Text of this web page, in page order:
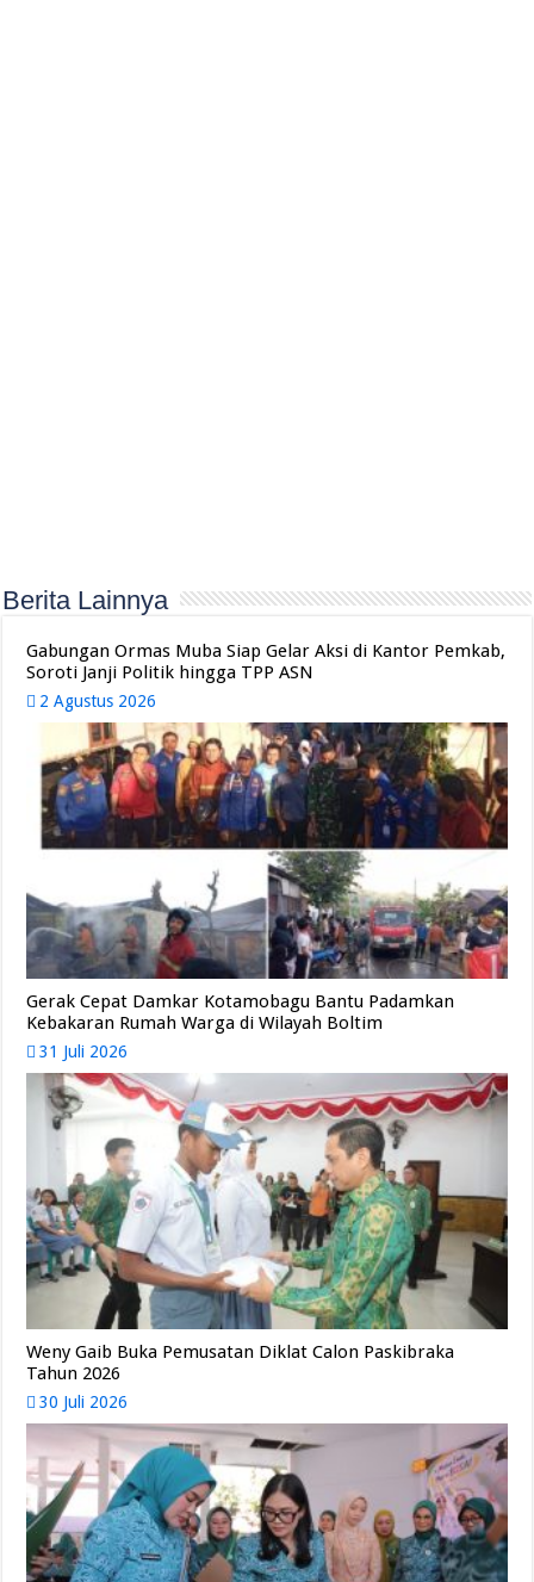
Berita Lainnya
Gabungan Ormas Muba Siap Gelar Aksi di Kantor Pemkab,
Soroti Janji Politik hingga TPP ASN
2 Agustus 2026
Gerak Cepat Damkar Kotamobagu Bantu Padamkan
Kebakaran Rumah Warga di Wilayah Boltim
31 Juli 2026
Weny Gaib Buka Pemusatan Diklat Calon Paskibraka
Tahun 2026
30 Juli 2026